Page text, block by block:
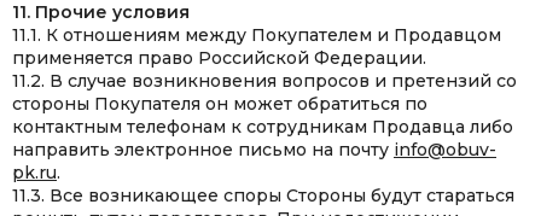
11. Прочие условия
11.1. К отношениям между Покупателем и Продавцом
применяется право Российской Федерации.
11.2. В случае возникновения вопросов и претензий со
стороны Покупателя он может обратиться по
контактным телефонам к сотрудникам Продавца либо
направить электронное письмо на почту info@obuv-
pk.ru.
11.3. Все возникающее споры Стороны будут стараться